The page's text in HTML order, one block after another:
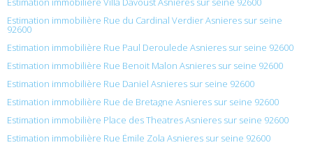
Estimation immobilière Rue du Cardinal Verdier Asnieres sur seine
92600
Estimation immobilière Rue Paul Deroulede Asnieres sur seine 92600
Estimation immobilière Rue Benoit Malon Asnieres sur seine 92600
Estimation immobilière Rue Daniel Asnieres sur seine 92600
Estimation immobilière Rue de Bretagne Asnieres sur seine 92600
Estimation immobilière Place des Theatres Asnieres sur seine 92600
Estimation immobilière Rue Émile Zola Asnieres sur seine 92600